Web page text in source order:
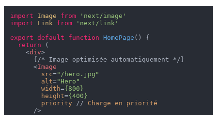
import Image from
'next/image'
import
Link from
'next/link'
export default function HomePage ( ) {
return (
<div>
      {/* Image optimisée automatiquement */}
<Image
src="/hero.jpg"
alt="Hero"
width={800}
height={400}
priority // Charge en
priorité
      />